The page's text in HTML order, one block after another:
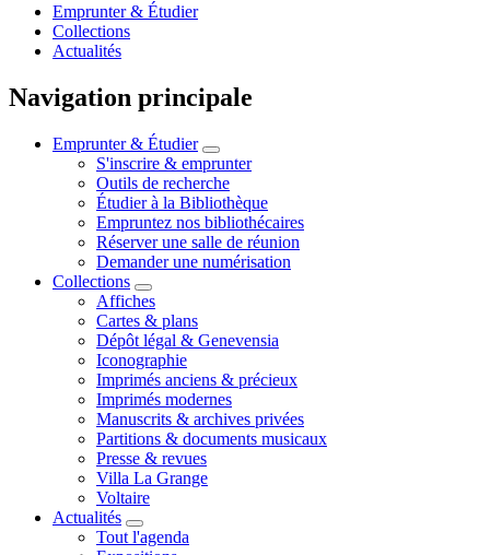
Emprunter & Étudier
Collections
Actualités
Navigation principale
Emprunter & Étudier
S'inscrire & emprunter
Outils de recherche
Étudier à la Bibliothèque
Empruntez nos bibliothécaires
Réserver une salle de réunion
Demander une numérisation
Collections
Affiches
Cartes & plans
Dépôt légal & Genevensia
Iconographie
Imprimés anciens & précieux
Imprimés modernes
Manuscrits & archives privées
Partitions & documents musicaux
Presse & revues
Villa La Grange
Voltaire
Actualités
Tout l'agenda